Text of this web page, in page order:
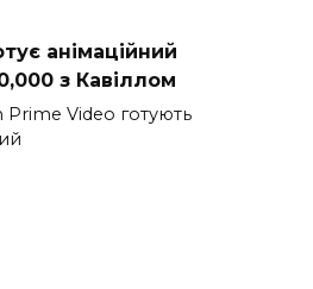
анімаційний
з Кавіллом
Prime Video готують